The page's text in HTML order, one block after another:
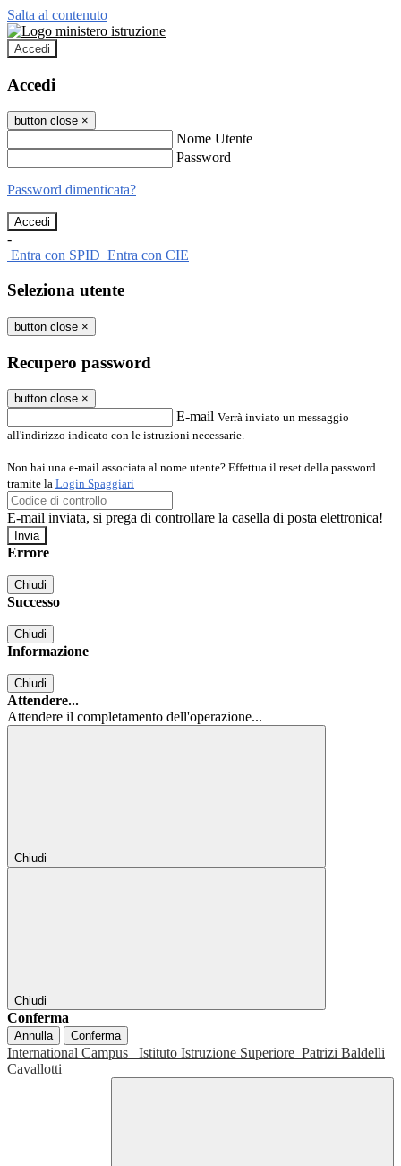
Salta al contenuto
Accedi
Accedi
button close ×
Nome Utente
Password
Password dimenticata?
-
Entra con SPID Entra con CIE
Seleziona utente
button close ×
Recupero password
button close ×
E-mail Verrà inviato un messaggio
all'indirizzo indicato con le istruzioni necessarie.
Non hai una e-mail associata al nome utente? Effettua il reset della password
tramite la Login Spaggiari
E-mail inviata, si prega di controllare la casella di posta elettronica!
Errore
Chiudi
Successo
Chiudi
Informazione
Chiudi
Attendere...
Attendere il completamento dell'operazione...
Chiudi
Chiudi
Conferma
Annulla Conferma
International Campus Istituto Istruzione Superiore Patrizi Baldelli
Cavallotti